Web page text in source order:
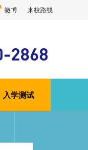
微博 来校路线
入学测试